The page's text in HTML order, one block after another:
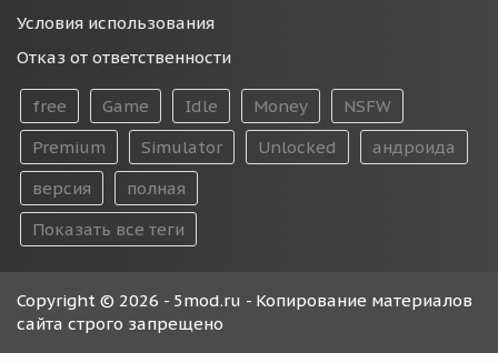
Условия использования
Отказ от ответственности
free Game Idle Money
NSFW
Premium
Simulator Unlocked
андроида
версия
полная
Показать все теги
Copyright © 2026 - 5mod.ru - Копирование материалов
сайта строго запрещено